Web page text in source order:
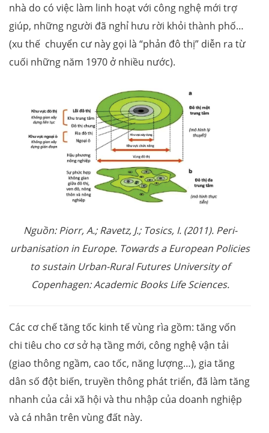
nhà do có việc làm linh hoạt với công nghệ mới trợ
giúp, những người đã nghỉ hưu rời khỏi thành phố…
(xu thế chuyển cư này gọi là “phản đô thị” diễn ra từ
cuối những năm 1970 ở nhiều nước).
Nguồn: Piorr, A.; Ravetz, J.; Tosics, I. (2011). Peri-
urbanisation in Europe. Towards a European Policies
to sustain Urban-Rural Futures University of
Copenhagen: Academic Books Life Sciences.
Các cơ chế tăng tốc kinh tế vùng rìa gồm: tăng vốn
chi tiêu cho cơ sở hạ tầng mới, công nghệ vận tải
(giao thông ngầm, cao tốc, năng lượng…), gia tăng
dân số đột biến, truyền thông phát triển, đã làm tăng
nhanh của cải xã hội và thu nhập của doanh nghiệp
và cá nhân trên vùng đất này.